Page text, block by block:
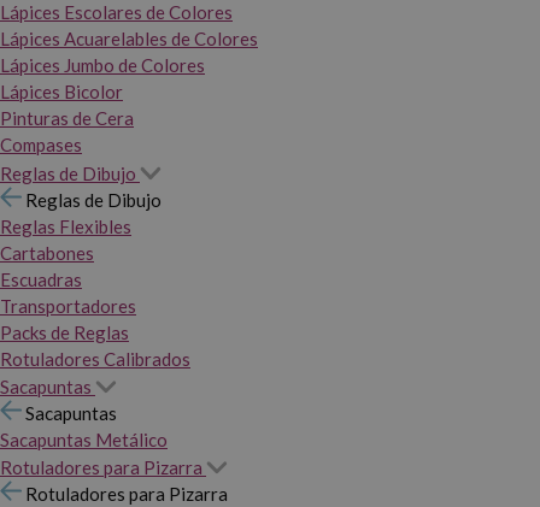
Lápices Escolares de Colores
Lápices Acuarelables de Colores
Lápices Jumbo de Colores
Lápices Bicolor
Pinturas de Cera
Compases
Reglas de Dibujo
Reglas de Dibujo
Reglas Flexibles
Cartabones
Escuadras
Transportadores
Packs de Reglas
Rotuladores Calibrados
Sacapuntas
Sacapuntas
Sacapuntas Metálico
Rotuladores para Pizarra
Rotuladores para Pizarra